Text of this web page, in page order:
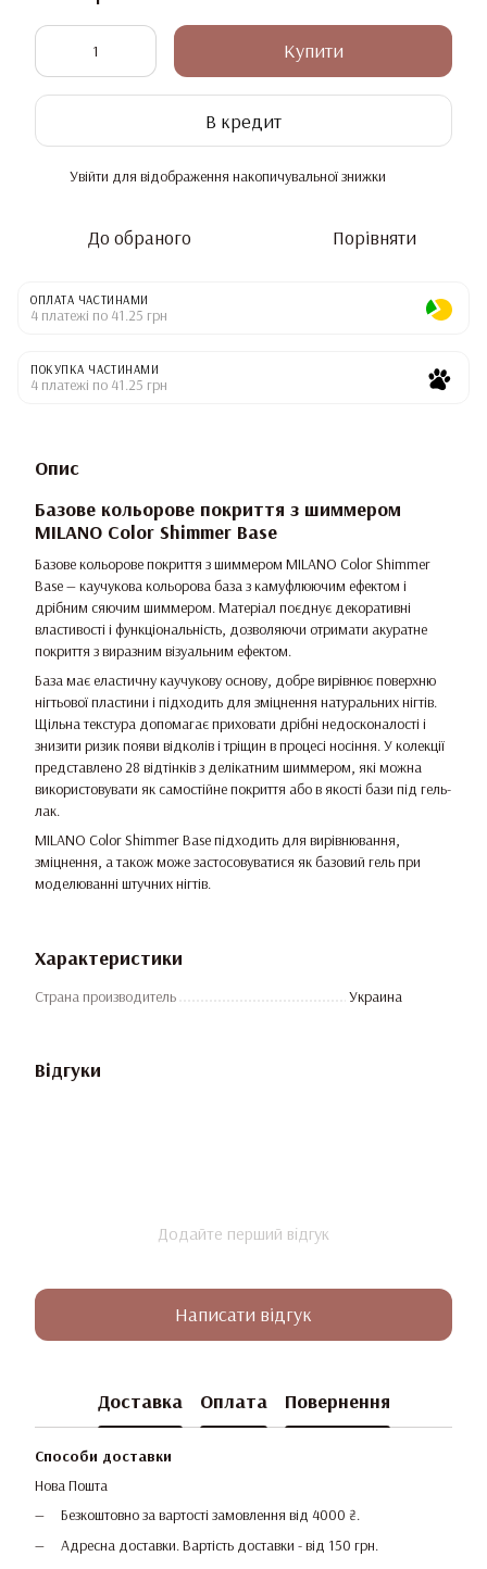
Купити
В кредит
Увійти для відображення накопичувальної знижки
До обраного Порівняти
ОПЛАТА ЧАСТИНАМИ
4 платежі по 41.25 грн
ПОКУПКА ЧАСТИНАМИ
4 платежі по 41.25 грн
Опис
Базове кольорове покриття з шиммером
MILANO Color Shimmer Base
Базове кольорове покриття з шиммером MILANO Color Shimmer
Base — каучукова кольорова база з камуфлюючим ефектом і
дрібним сяючим шиммером. Матеріал поєднує декоративні
властивості і функціональність, дозволяючи отримати акуратне
покриття з виразним візуальним ефектом.
База має еластичну каучукову основу, добре вирівнює поверхню
нігтьової пластини і підходить для зміцнення натуральних нігтів.
Щільна текстура допомагає приховати дрібні недосконалості і
знизити ризик появи відколів і тріщин в процесі носіння. У колекції
представлено 28 відтінків з делікатним шиммером, які можна
використовувати як самостійне покриття або в якості бази під гель-
лак.
MILANO Color Shimmer Base підходить для вирівнювання,
зміцнення, а також може застосовуватися як базовий гель при
моделюванні штучних нігтів.
Характеристики
Страна производитель Украина
Відгуки
Додайте перший відгук
Написати відгук
Доставка Оплата Повернення
Способи доставки
Нова Пошта
Безкоштовно за вартості замовлення від 4000 ₴.
Адресна доставки. Вартість доставки - від 150 грн.